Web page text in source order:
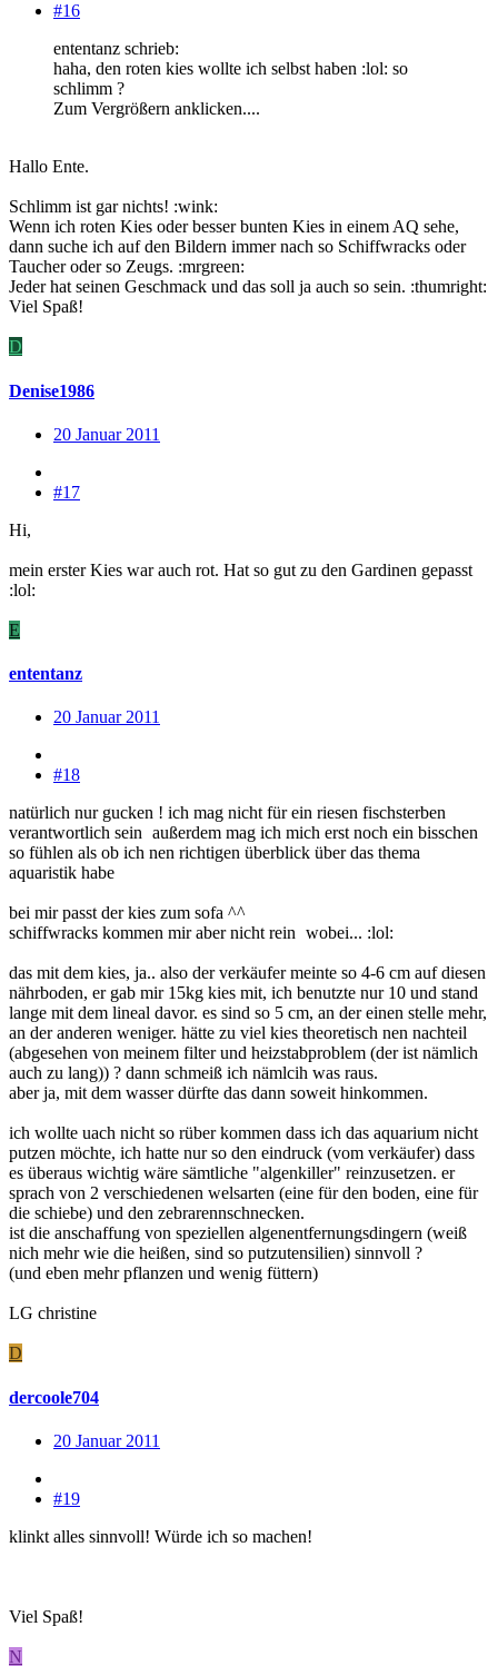
#16
ententanz schrieb:
haha, den roten kies wollte ich selbst haben :lol: so
schlimm ?
Zum Vergrößern anklicken....
Hallo Ente.
Schlimm ist gar nichts! :wink:
Wenn ich roten Kies oder besser bunten Kies in einem AQ sehe,
dann suche ich auf den Bildern immer nach so Schiffwracks oder
Taucher oder so Zeugs. :mrgreen:
Jeder hat seinen Geschmack und das soll ja auch so sein. :thumright:
Viel Spaß!
D
Denise1986
20 Januar 2011
#17
Hi,
mein erster Kies war auch rot. Hat so gut zu den Gardinen gepasst
:lol:
E
ententanz
20 Januar 2011
#18
natürlich nur gucken ! ich mag nicht für ein riesen fischsterben
verantwortlich sein außerdem mag ich mich erst noch ein bisschen
so fühlen als ob ich nen richtigen überblick über das thema
aquaristik habe
bei mir passt der kies zum sofa ^^
schiffwracks kommen mir aber nicht rein wobei... :lol:
das mit dem kies, ja.. also der verkäufer meinte so 4-6 cm auf diesen
nährboden, er gab mir 15kg kies mit, ich benutzte nur 10 und stand
lange mit dem lineal davor. es sind so 5 cm, an der einen stelle mehr,
an der anderen weniger. hätte zu viel kies theoretisch nen nachteil
(abgesehen von meinem filter und heizstabproblem (der ist nämlich
auch zu lang)) ? dann schmeiß ich nämlcih was raus.
aber ja, mit dem wasser dürfte das dann soweit hinkommen.
ich wollte uach nicht so rüber kommen dass ich das aquarium nicht
putzen möchte, ich hatte nur so den eindruck (vom verkäufer) dass
es überaus wichtig wäre sämtliche "algenkiller" reinzusetzen. er
sprach von 2 verschiedenen welsarten (eine für den boden, eine für
die schiebe) und den zebrarennschnecken.
ist die anschaffung von speziellen algenentfernungsdingern (weiß
nich mehr wie die heißen, sind so putzutensilien) sinnvoll ?
(und eben mehr pflanzen und wenig füttern)
LG christine
D
dercoole704
20 Januar 2011
#19
klinkt alles sinnvoll! Würde ich so machen!
Viel Spaß!
N